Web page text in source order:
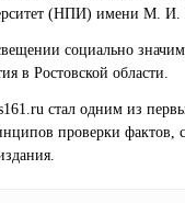
(НПИ) имени М. И.
социально
в Ростовской области.
стал одним из
проверки фактов,